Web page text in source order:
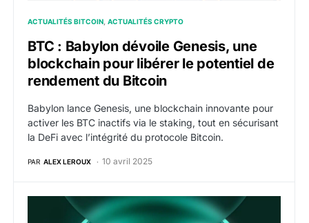
ACTUALITÉS BITCOIN ACTUALITÉS CRYPTO
BTC : Babylon dévoile Genesis, une
blockchain pour libérer le potentiel de
rendement du Bitcoin
Babylon lance Genesis, une blockchain innovante pour
activer les BTC inactifs via le staking, tout en sécurisant
la DeFi avec l’intégrité du protocole Bitcoin.
PAR ALEX LEROUX 10 avril 2025
HYPE : Hyperliquid introduit des niveaux de staking